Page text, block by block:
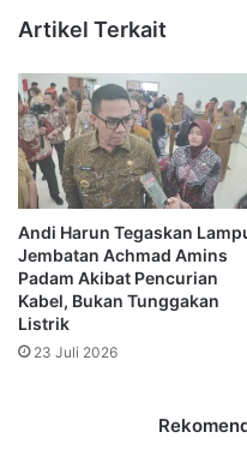
Hormuz
Artikel Terkait
Andi Harun Tegaskan
Jembatan Achmad Amins
Padam Akibat Pencurian
Kabel, Bukan Tunggakan
Listrik
23 Juli 2026